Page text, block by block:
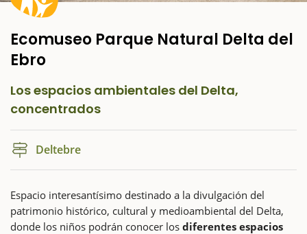
Ecomuseo Parque Natural Delta del
Ebro
Los espacios ambientales del Delta,
concentrados
Deltebre
Espacio interesantísimo destinado a la divulgación del
patrimonio histórico, cultural y medioambiental del Delta,
donde los niños podrán conocer los diferentes espacios